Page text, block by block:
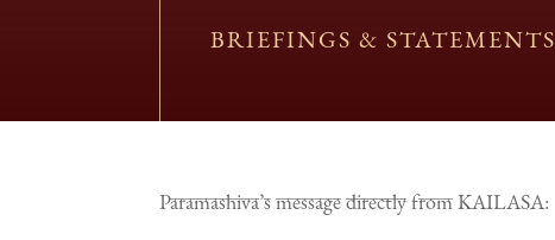
BRIEFINGS & STATEMENTS
Paramashiva’s message directly from KAILASA: